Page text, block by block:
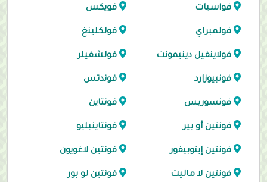
فواسيات فويكس
فولمبراي فولكلينغ
فولاينفيل دينيمونت فولشفيلر
فونبيوزارد فوندتس
فونسوربس فونتاين
فونتين أو بير فونتاينبليو
فونتين إيتوبيفور فونتين لاغويون
فونتين لا ماليت فونتين لو بور